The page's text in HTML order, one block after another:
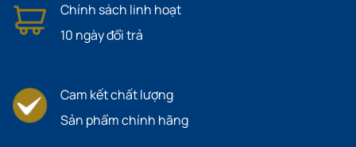
Chính sách linh hoạt
10 ngày đổi trả
Cam kết chất lượng
Sản phẩm chính hãng